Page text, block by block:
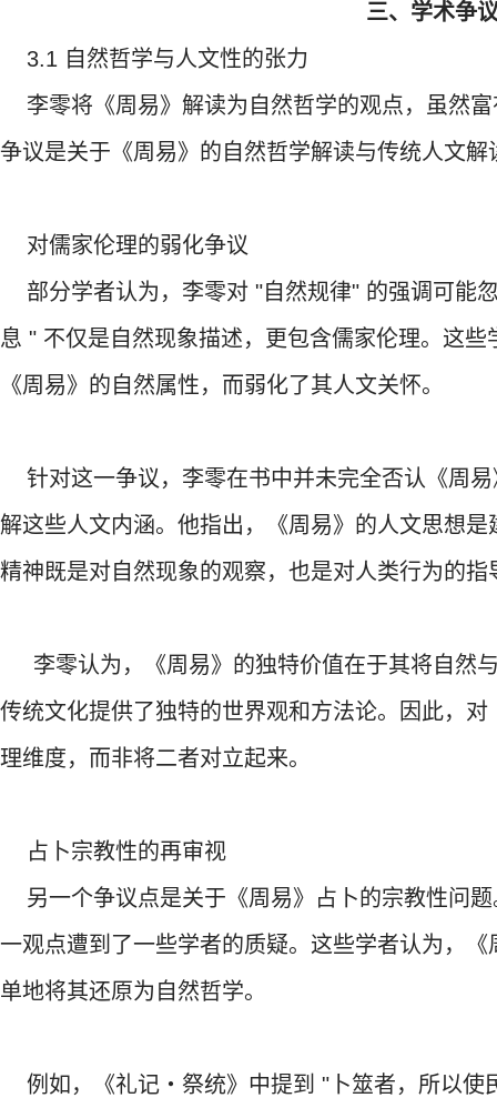
三、学术争
3.1 自然哲学与人文性的张力
李零将《周易》解读为自然哲学的观点，虽然
争议是关于《周易》的自然哲学解读与传统人文解
对儒家伦理的弱化争议
部分学者认为，李零对 "自然规律" 的强调可能
息 " 不仅是自然现象描述，更包含儒家伦理。这
《周易》的自然属性，而弱化了其人文关怀。
针对这一争议，李零在书中并未完全否认《周
解这些人文内涵。他指出，《周易》的人文思想
精神既是对自然现象的观察，也是对人类行为的指
李零认为，《周易》的独特价值在于其将自然
传统文化提供了独特的世界观和方法论。因此，
理维度，而非将二者对立起来。
占卜宗教性的再审视
另一个争议点是关于《周易》占卜的宗教性问
一观点遭到了一些学者的质疑。这些学者认为，
单地将其还原为自然哲学。
例如，《礼记・祭统》中提到 "卜筮者，所以使